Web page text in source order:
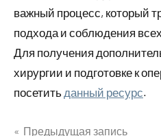
важный процесс, который
подхода и соблюдения
Для получения
хирургии и подготовке к
посетить данный ресурс.
Предыдущая запись